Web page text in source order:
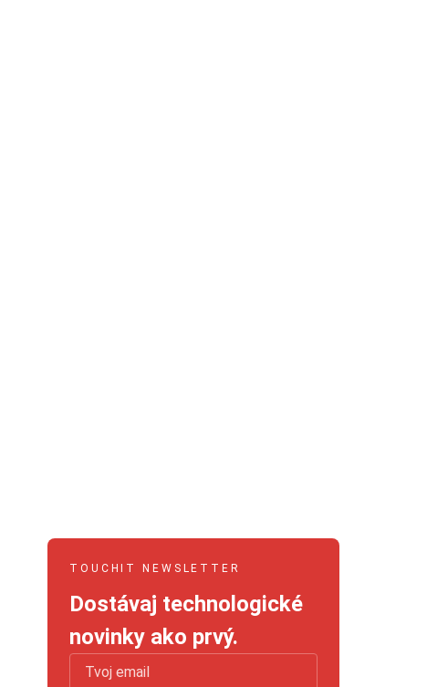
TOUCHIT NEWSLETTER
Dostávaj technologické
novinky ako prvý.